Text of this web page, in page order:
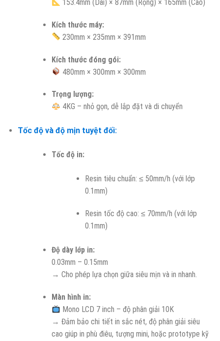
153.4mm (Dài) × 87mm (Rộng) × 165mm (Cao)
Kích thước máy:
230mm × 235mm × 391mm
Kích thước đóng gói:
480mm × 300mm × 300mm
Trọng lượng:
4KG – nhỏ gọn, dễ lắp đặt và di chuyển
Tốc độ và độ mịn tuyệt đối:
Tốc độ in:
Resin tiêu chuẩn: ≤ 50mm/h (với lớp
0.1mm)
Resin tốc độ cao: ≤ 70mm/h (với lớp
0.1mm)
Độ dày lớp in:
0.03mm – 0.15mm
→ Cho phép lựa chọn giữa siêu mịn và in nhanh.
Màn hình in:
Mono LCD 7 inch – độ phân giải 10K
→ Đảm bảo chi tiết in sắc nét, độ phân giải siêu
cao giúp in phù điêu, tượng mini, hoặc prototype kỹ